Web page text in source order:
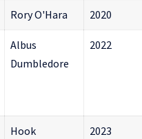
Rory O'Hara 2020
Albus
Dumbledore
2022
Hook
2023